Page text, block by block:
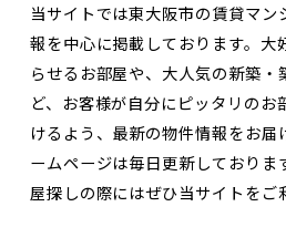
当サイトでは東大阪市の賃貸マン
報を中心に掲載しております。大
らせるお部屋や、大人気の新築・
ど、お客様が自分にピッタリのお
けるよう、最新の物件情報をお
ームページは毎日更新しておりま
屋探しの際にはぜひ当サイトをご